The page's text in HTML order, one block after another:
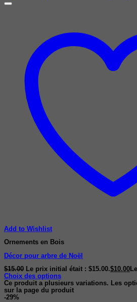
Add to Wishlist
Ornements en Bois
Décor pour arbre de Noël
$15.00 Le prix initial était : $15.00.$10.00
Choix des options
Ce produit a plusieurs variations. Les
sur la page du produit
-29%